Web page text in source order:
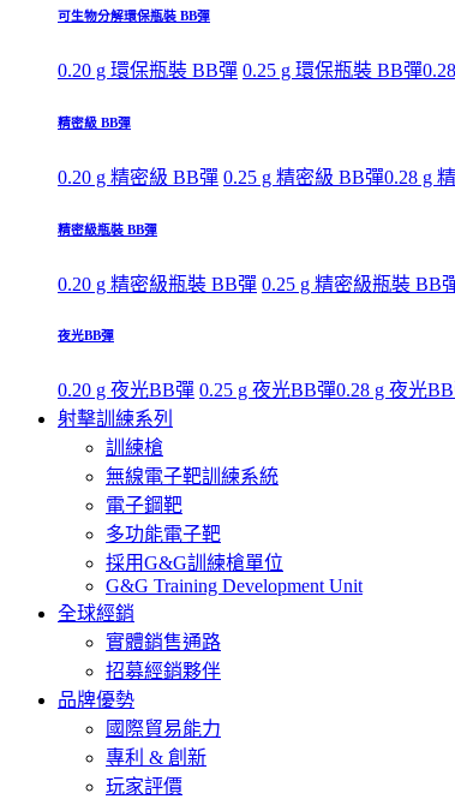
可生物分解環保瓶裝 BB彈
0.20 g 環保瓶裝 BB彈 0.25 g 環保瓶裝 BB彈
精密級 BB彈
0.20 g 精密級 BB彈 0.25 g 精密級 BB彈0.28 g
精密級瓶裝 BB彈
0.20 g 精密級瓶裝 BB彈 0.25 g 精密級瓶裝 BB
夜光BB彈
0.20 g 夜光BB彈 0.25 g 夜光BB彈0.28 g 夜光
射擊訓練系列
訓練槍
無線電子靶訓練系統
電子鋼靶
多功能電子靶
採用G&G訓練槍單位
G&G Training Development Unit
全球經銷
實體銷售通路
招募經銷夥伴
品牌優勢
國際貿易能力
專利 & 創新
玩家評價